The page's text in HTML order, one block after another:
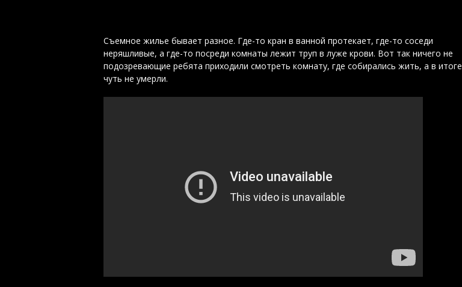
Съемное жилье бывает разное. Где-то кран в ванной протекает, где-то соседи
неряшливые, а где-то посреди комнаты лежит труп в луже крови. Вот так ничего не
подозревающие ребята приходили смотреть комнату, где собирались жить, а в итоге
чуть не умерли.